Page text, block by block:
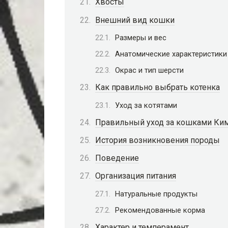
Хвосты
Внешний вид кошки
Размеры и вес
Анатомические характеристики
Окрас и тип шерсти
Как правильно выбрать котенка
Уход за котятами
Правильный уход за кошками
История возникновения породы
Поведение
Организация питания
Натуральные продукты
Рекомендованные корма